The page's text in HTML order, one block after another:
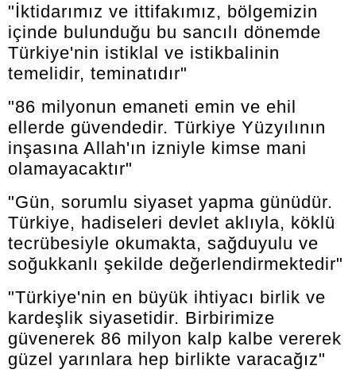
"İktidarımız ve ittifakımız, bölgemizin
içinde bulunduğu bu sancılı dönemde
Türkiye'nin istiklal ve istikbalinin
temelidir, teminatıdır"
"86 milyonun emaneti emin ve ehil
ellerde güvendedir. Türkiye Yüzyılının
inşasına Allah'ın izniyle kimse mani
olamayacaktır"
"Gün, sorumlu siyaset yapma günüdür.
Türkiye, hadiseleri devlet aklıyla, köklü
tecrübesiyle okumakta, sağduyulu ve
soğukkanlı şekilde değerlendirmektedir"
"Türkiye'nin en büyük ihtiyacı birlik ve
kardeşlik siyasetidir. Birbirimize
güvenerek 86 milyon kalp kalbe vererek
güzel yarınlara hep birlikte varacağız"